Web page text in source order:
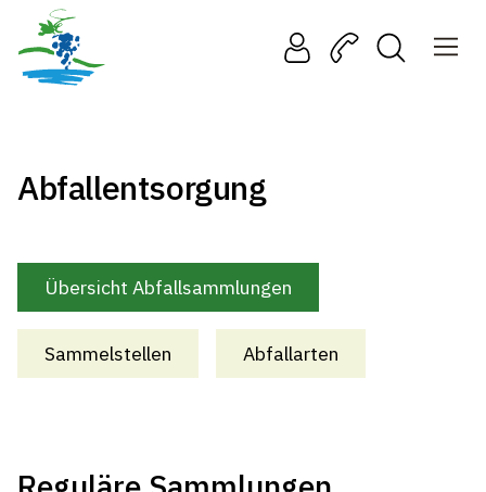
Abfallentsorgung
Übersicht Abfallsammlungen
Sammelstellen Abfallarten